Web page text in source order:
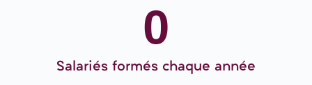
Salariés formés chaque année
0